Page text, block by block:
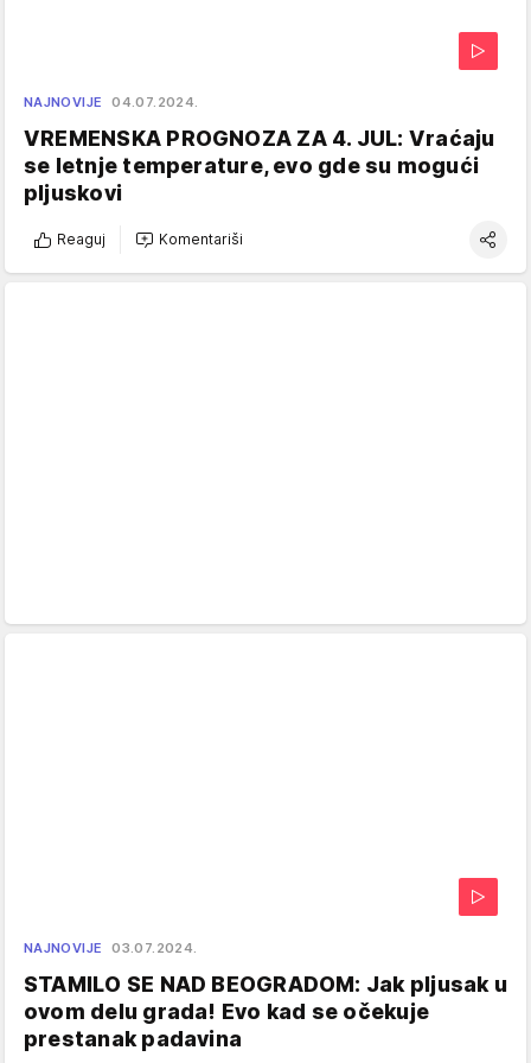
NAJNOVIJE 04.07.2024.
VREMENSKA PROGNOZA ZA 4. JUL: Vraćaju
se letnje temperature, evo gde su mogući
pljuskovi
Reaguj Komentariši
NAJNOVIJE 03.07.2024.
STAMILO SE NAD BEOGRADOM: Jak pljusak u
ovom delu grada! Evo kad se očekuje
prestanak padavina